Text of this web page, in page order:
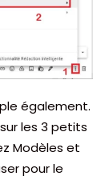
également.
les 3 petits
Modèles et
pour le